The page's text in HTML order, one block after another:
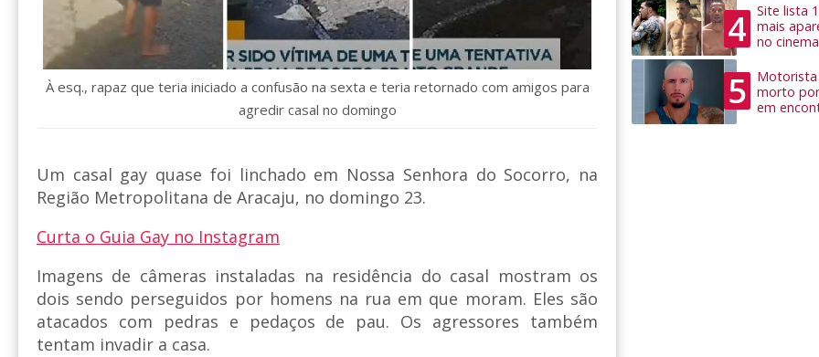
À esq., rapaz que teria iniciado a confusão na sexta e teria retornado com amigos para
agredir casal no domingo
Um casal gay quase foi linchado em Nossa Senhora do Socorro, na
Região Metropolitana de Aracaju, no domingo 23.
Curta o Guia Gay no Instagram
Imagens de câmeras instaladas na residência do casal mostram os
dois sendo perseguidos por homens na rua em que moram. Eles são
atacados com pedras e pedaços de pau. Os agressores também
tentam invadir a casa.
4
Site lista
mais
no cinema
5
morto
em